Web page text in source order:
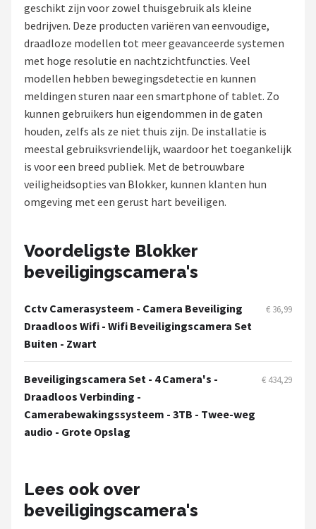
NAS
Shop
Eufy
Home-Locking
Reolink
EZVIZ
TP-Link
Foscam
Teceye
Smartwares
ieGeek
geschikt zijn voor zowel thuisgebruik als kleine
bedrijven. Deze producten variëren van eenvoudige,
draadloze modellen tot meer geavanceerde systemen
met hoge resolutie en nachtzichtfuncties. Veel
modellen hebben bewegingsdetectie en kunnen
meldingen sturen naar een smartphone of tablet. Zo
kunnen gebruikers hun eigendommen in de gaten
houden, zelfs als ze niet thuis zijn. De installatie is
meestal gebruiksvriendelijk, waardoor het toegankelijk
is voor een breed publiek. Met de betrouwbare
veiligheidsopties van Blokker, kunnen klanten hun
omgeving met een gerust hart beveiligen.
Voordeligste Blokker
beveiligingscamera's
Cctv Camerasysteem - Camera Beveiliging
Draadloos Wifi - Wifi Beveiligingscamera Set
Buiten - Zwart
€ 36,99
Beveiligingscamera Set - 4 Camera's -
Draadloos Verbinding -
Camerabewakingssysteem - 3TB - Twee-weg
audio - Grote Opslag
€ 434,29
Lees ook over
beveiligingscamera's